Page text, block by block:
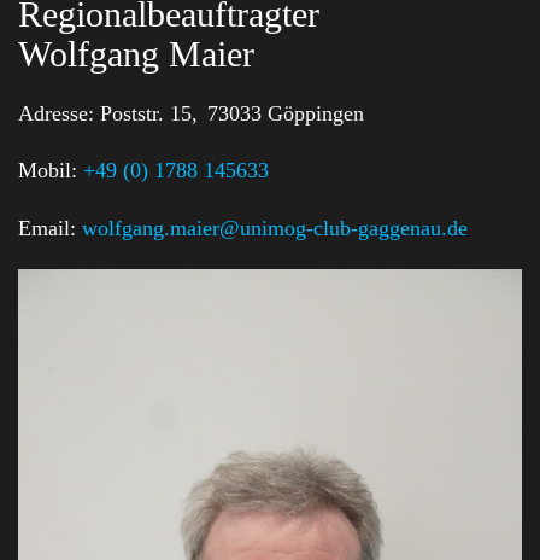
Regionalbeauftragter
Wolfgang Maier
Adresse: Poststr. 15, 73033 Göppingen
Mobil: +49 (0) 1788 145633
Email: wolfgang.maier@unimog-club-gaggenau.de